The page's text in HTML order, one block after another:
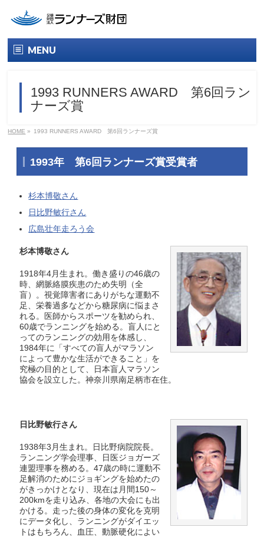
MENU
財団について
財団概要
役員名簿
ランナーズ賞
フリーペーパー・DL可
お問い合わせ
1993 RUNNERS AWARD 第6回ラン
ナーズ賞
HOME » 1993 RUNNERS AWARD 第6回ランナーズ賞
1993年 第6回ランナーズ賞受賞者
杉本博敬さん
日比野敏行さん
広島壮年走ろう会
杉本博敬さん
1918年4月生まれ。働き盛りの46歳の
時、網脈絡膜疾患のため失明（全
盲）。視覚障害者にありがちな運動不
足、栄養過多などから糖尿病に悩まさ
れる。医師からスポーツを勧められ、
60歳でランニングを始める。盲人にと
ってのランニングの効用を体感し、
1984年に「すべての盲人がマラソン
によって豊かな生活ができること」を
究極の目的として、日本盲人マラソン
協会を設立した。神奈川県南足柄市在住。
日比野敏行さん
1938年3月生まれ。日比野病院院長。
ランニング学会理事、日医ジョガーズ
連盟理事を務める。47歳の時に運動不
足解消のためにジョギングを始めたの
がきっかけとなり、現在は月間150～
200kmを走り込み、各地の大会にも出
かける。走った後の身体の変化を克明
にデータ化し、ランニングがダイエッ
トはもちろん、血圧、動脈硬化によい